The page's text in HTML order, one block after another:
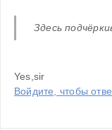
Здесь
Yes,sir
Войдите, чтобы